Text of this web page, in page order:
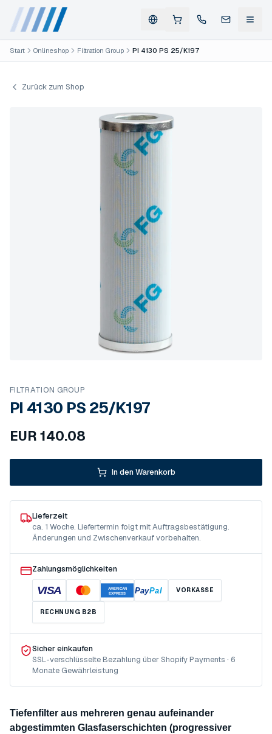
Start Onlineshop Filtration Group PI 4130 PS 25/K197
Zurück zum Shop
FILTRATION GROUP
PI 4130 PS 25/K197
EUR 140.08
In den Warenkorb
Lieferzeit
ca. 1 Woche. Liefertermin folgt mit Auftragsbestätigung.
Änderungen und Zwischenverkauf vorbehalten.
Zahlungsmöglichkeiten
VISA
AMERICAN
EXPRESS
PayPal VORKASSE
RECHNUNG B2B
Sicher einkaufen
SSL-verschlüsselte Bezahlung über Shopify Payments · 6
Monate Gewährleistung
Tiefenfilter aus mehreren genau aufeinander
abgestimmten Glasfaserschichten (progressiver